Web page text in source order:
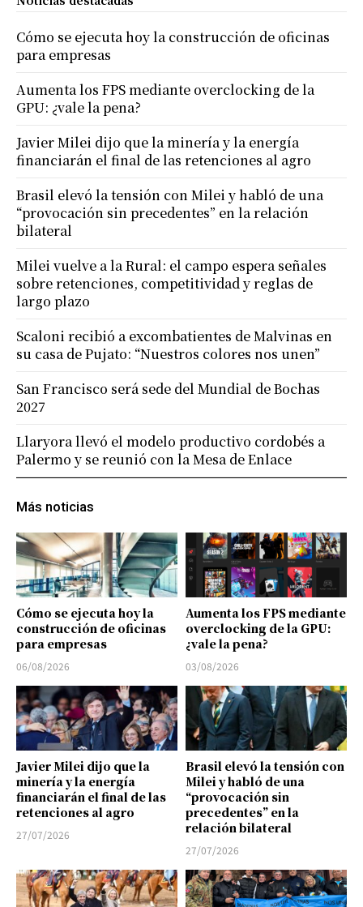
Más noticias
Cómo se ejecuta hoy la
construcción de oficinas
para empresas
06/08/2026
Aumenta los FPS mediante
overclocking de la GPU:
¿vale la pena?
03/08/2026
Javier Milei dijo que la
minería y la energía
financiarán el final de las
retenciones al agro
27/07/2026
Brasil elevó la tensión con
Milei y habló de una
“provocación sin
precedentes” en la
relación bilateral
27/07/2026
Cómo se ejecuta hoy la construcción de oficinas
para empresas
Aumenta los FPS mediante overclocking de la
GPU: ¿vale la pena?
Javier Milei dijo que la minería y la energía
financiarán el final de las retenciones al agro
Brasil elevó la tensión con Milei y habló de una
“provocación sin precedentes” en la relación
bilateral
Milei vuelve a la Rural: el campo espera señales
sobre retenciones, competitividad y reglas de
largo plazo
Scaloni recibió a excombatientes de Malvinas en
su casa de Pujato: “Nuestros colores nos unen”
San Francisco será sede del Mundial de Bochas
2027
Llaryora llevó el modelo productivo cordobés a
Palermo y se reunió con la Mesa de Enlace